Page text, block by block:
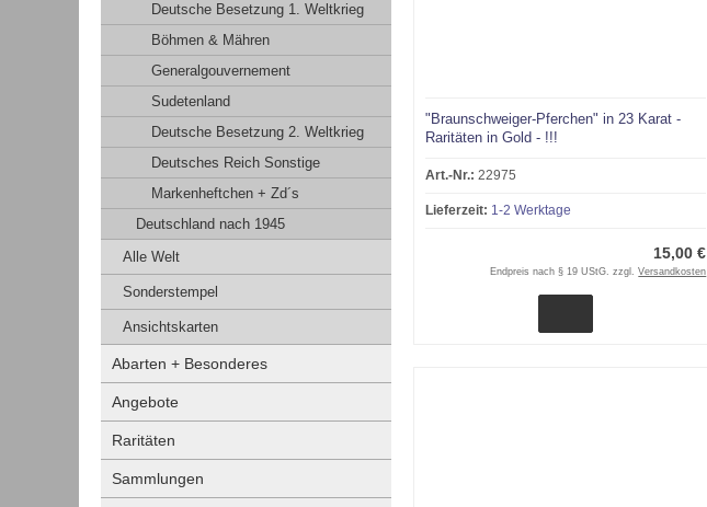
"Braunschweiger-Pferchen" in 23 Karat -
Raritäten in Gold - !!!
Art.-Nr.: 22975
Lieferzeit: 1-2 Werktage
15,00 €
Endpreis nach § 19 UStG. zzgl.Versandkosten
Deutsche Besetzung 1. Weltkrieg
Böhmen & Mähren
Generalgouvernement
Sudetenland
Deutsche Besetzung 2. Weltkrieg
Deutsches Reich Sonstige
Markenheftchen + Zd´s
Deutschland nach 1945
Alle Welt
Sonderstempel
Ansichtskarten
Abarten + Besonderes
Angebote
Raritäten
Sammlungen